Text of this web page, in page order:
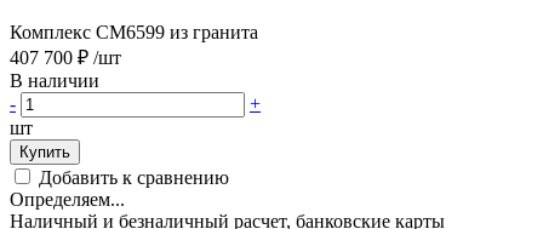
Комплекс CM6599 из гранита
407 700 ₽ /шт
В наличии
-
+
шт
Купить
Добавить к сравнению
Определяем...
Наличный и безналичный расчет, банковские карты